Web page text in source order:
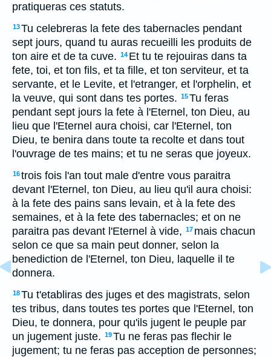
pratiqueras ces statuts.
13Tu celebreras la fete des tabernacles pendant
sept jours, quand tu auras recueilli les produits de
ton aire et de ta cuve. 14 Et tu te rejouiras dans ta
fete, toi, et ton fils, et ta fille, et ton serviteur, et ta
servante, et le Levite, et l'etranger, et l'orphelin, et
la veuve, qui sont dans tes portes. 15Tu feras
pendant sept jours la fete à l'Eternel, ton Dieu, au
lieu que l'Eternel aura choisi, car l'Eternel, ton
Dieu, te benira dans toute ta recolte et dans tout
l'ouvrage de tes mains; et tu ne seras que joyeux.
16trois fois l'an tout male d'entre vous paraitra
devant l'Eternel, ton Dieu, au lieu qu'il aura choisi:
à la fete des pains sans levain, et à la fete des
semaines, et à la fete des tabernacles; et on ne
paraitra pas devant l'Eternel à vide, 17 mais chacun
selon ce que sa main peut donner, selon la
benediction de l'Eternel, ton Dieu, laquelle il te
donnera.
18Tu t'etabliras des juges et des magistrats, selon
tes tribus, dans toutes tes portes que l'Eternel, ton
Dieu, te donnera, pour qu'ils jugent le peuple par
un jugement juste. 19Tu ne feras pas flechir le
jugement; tu ne feras pas acception de personnes;